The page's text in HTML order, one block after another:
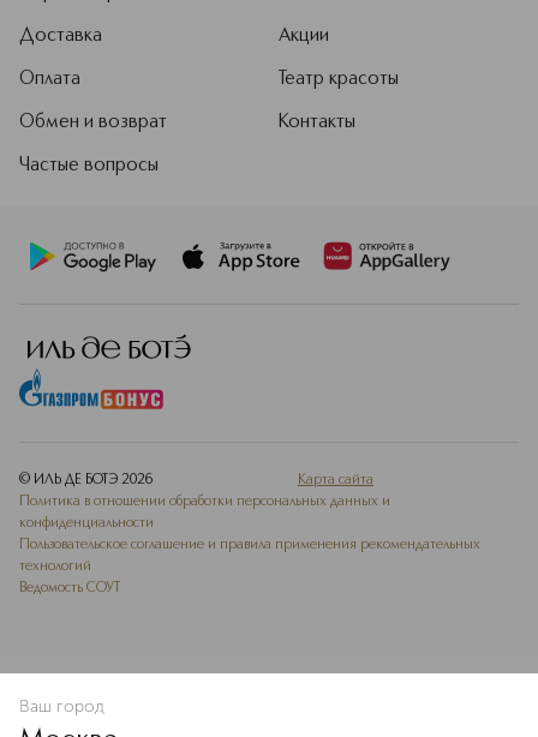
В КОРЗИНУ
Доставка
Оплата
Обмен и возврат
Частые вопросы
Акции
Театр красоты
Контакты
© ИЛЬ ДЕ БОТЭ 2026
Карта сайта
Политика в отношении обработки персональных данных и
конфиденциальности
Пользовательское соглашение и правила применения рекомендательных
технологий
Ведомость СОУТ
Ваш город